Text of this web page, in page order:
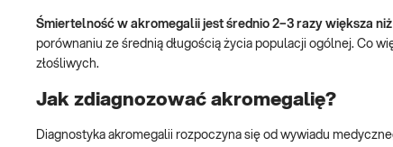
Śmiertelność w akromegalii jest średnio 2–3 razy większa
porównaniu ze średnią długością życia populacji ogólnej. Co
złośliwych.
Jak zdiagnozować akromegalię?
Diagnostyka akromegalii rozpoczyna się od wywiadu